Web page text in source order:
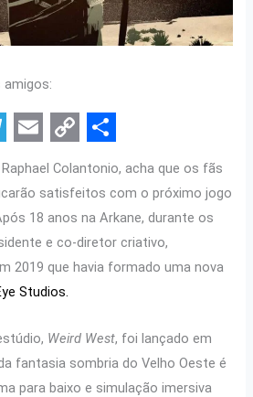
E
m
a
i
l
C
o
p
y
L
i
n
k
S
h
a
r
e
Colantonio, acha que os fãs
satisfeitos com o próximo jogo
18 anos na Arkane, durante os
e co-diretor criativo,
2019 que havia formado uma nova
Studios.
Weird West, foi lançado em
fantasia sombria do Velho Oeste é
para baixo e simulação imersiva